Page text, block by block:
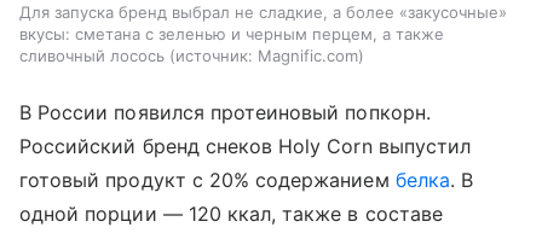
Для запуска бренд выбрал не сладкие, а более «закусочные»
вкусы: сметана с зеленью и черным перцем, а также
сливочный лосось
источник: Magnific.com
В России появился протеиновый попкорн.
Российский бренд снеков Holy Corn выпустил
готовый продукт с 20% содержанием белка. В
одной порции — 120 ккал, также в составе